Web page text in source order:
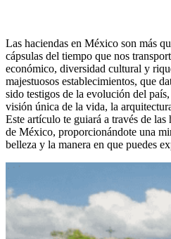
Las haciendas en México son más
cápsulas del tiempo que nos
económico, diversidad cultural y
majestuosos establecimientos, que
sido testigos de la evolución del
visión única de la vida, la
Este artículo te guiará a través de las
de México, proporcionándote una
belleza y la manera en que puedes